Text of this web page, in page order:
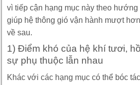
vì tiếp cận hạng mục này theo
giúp hệ thông gió vận hành mượt
về sau.
1) Điểm khó của hệ khí tươi,
sự phụ thuộc lẫn nhau
Khác với các hạng mục có thể bóc